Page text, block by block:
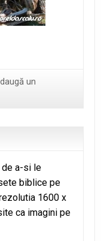
un
de a-si le
biblice pe
1600 x
ca imagini pe